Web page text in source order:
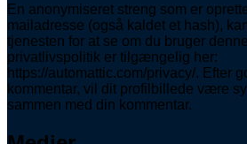
En anonymiseret streng som er
mailadresse (også kaldet et hash),
tjenesten for at se om du bruger
privatlivspolitik er tilgængelig her:
https://automattic.com/privacy/. Efter
kommentar, vil dit profilbillede være
sammen med din kommentar.